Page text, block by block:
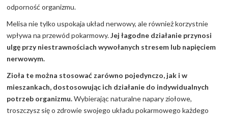
odporność organizmu.
Melisa nie tylko uspokaja układ nerwowy, ale również korzystnie
wpływa na przewód pokarmowy.Jej łagodne działanie przynosi
ulgę przy niestrawnościach wywołanych stresem lub napięciem
nerwowym.
Zioła te można stosować zarówno pojedynczo, jak i w
mieszankach, dostosowując ich działanie do indywidualnych
potrzeb organizmu.Wybierając naturalne napary ziołowe,
troszczysz się o zdrowie swojego układu pokarmowego każdego